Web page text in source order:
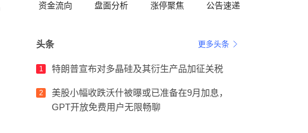
资金流向 盘面分析 涨停聚焦 公告速递
头条 更多头条
1 特朗普宣布对多晶硅及其衍生产品加征关税
2
美股小幅收跌沃什被曝或已准备在9月加息，
GPT开放免费用户无限畅聊